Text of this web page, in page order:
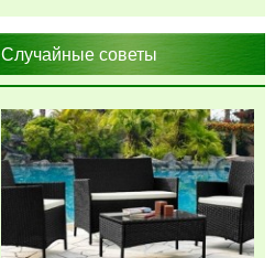
Случайные советы